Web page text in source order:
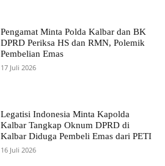
Pengamat Minta Polda Kalbar dan BK
DPRD Periksa HS dan RMN, Polemik
Pembelian Emas
17 Juli 2026
Legatisi Indonesia Minta Kapolda
Kalbar Tangkap Oknum DPRD di
Kalbar Diduga Pembeli Emas dari PETI
16 Juli 2026